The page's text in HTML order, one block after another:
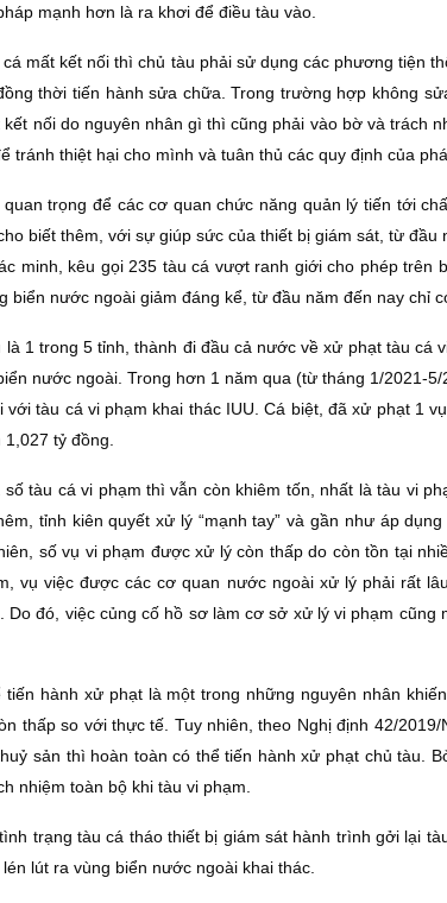
mạnh hơn là ra khơi để điều tàu vào.
mất kết nối thì chủ tàu phải sử dụng các phương tiện
thời tiến hành sửa chữa. Trong trường hợp không
nối do nguyên nhân gì thì cũng phải vào bờ và trách
tránh thiệt hại cho mình và tuân thủ các quy định của
trọng để các cơ quan chức năng quản lý tiến tới
biết thêm, với sự giúp sức của thiết bị giám sát, từ đầu
minh, kêu gọi 235 tàu cá vượt ranh giới cho phép trên
biển nước ngoài giảm đáng kể, từ đầu năm đến nay chỉ
1 trong 5 tỉnh, thành đi đầu cả nước về xử phạt tàu cá
nước ngoài. Trong hơn 1 năm qua (từ tháng 1/2021-
tàu cá vi phạm khai thác IUU. Cá biệt, đã xử phạt 1
tỷ đồng.
tàu cá vi phạm thì vẫn còn khiêm tốn, nhất là tàu vi
tỉnh kiên quyết xử lý “mạnh tay” và gần như áp
số vụ vi phạm được xử lý còn thấp do còn tồn tại
vụ việc được các cơ quan nước ngoài xử lý phải rất
đó, việc củng cố hồ sơ làm cơ sở xử lý vi phạm cũng
hành xử phạt là một trong những nguyên nhân
thấp so với thực tế. Tuy nhiên, theo Nghị định 42/
sản thì hoàn toàn có thể tiến hành xử phạt chủ tàu.
nhiệm toàn bộ khi tàu vi phạm.
trạng tàu cá tháo thiết bị giám sát hành trình gởi lại
lút ra vùng biển nước ngoài khai thác.